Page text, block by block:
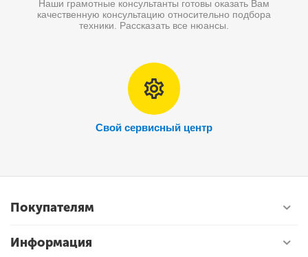
Наши грамотные консультанты готовы оказать Вам
качественную консультацию относительно подбора
техники. Рассказать все нюансы.
Свой сервисный центр
Покупателям
Информация